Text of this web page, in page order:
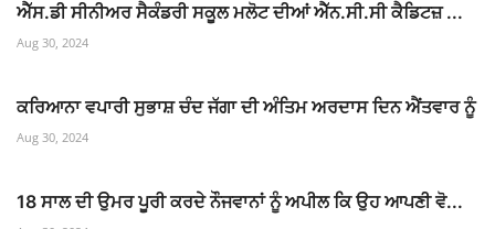
ਐੱਸ.ਡੀ ਸੀਨੀਅਰ ਸੈਕੰਡਰੀ ਸਕੂਲ ਮਲੋਟ ਦੀਆਂ ਐੱਨ.ਸੀ.ਸੀ ਕੈਡਿਟਜ਼ ...
Aug 30, 2024
ਕਰਿਆਨਾ ਵਪਾਰੀ ਸੁਭਾਸ਼ ਚੰਦ ਜੱਗਾ ਦੀ ਅੰਤਿਮ ਅਰਦਾਸ ਦਿਨ ਐਂਤਵਾਰ ਨੂੰ
Aug 30, 2024
18 ਸਾਲ ਦੀ ਉਮਰ ਪੂਰੀ ਕਰਦੇ ਨੌਜਵਾਨਾਂ ਨੂੰ ਅਪੀਲ ਕਿ ਉਹ ਆਪਣੀ ਵੋ...